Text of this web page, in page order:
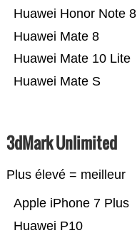
Huawei Mate S
Huawei Mate 10 Lite
Huawei Mate 8
Huawei Honor Note 8
3dMark Unlimited
Plus élevé = meilleur
Huawei P10
Apple iPhone 7 Plus